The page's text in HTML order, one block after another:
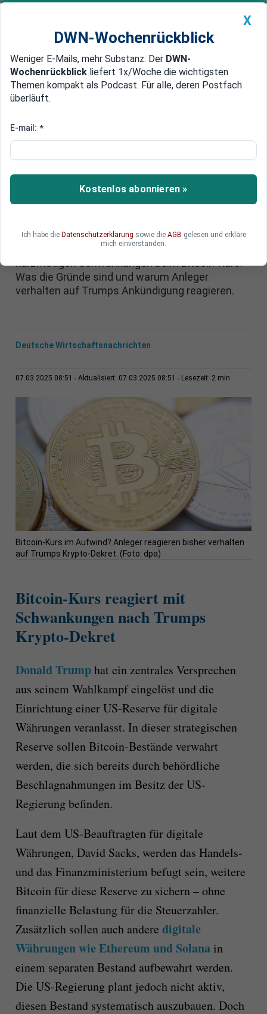
Newsticker MEIN DWN: Geldanlage Premium
Edelmetalle DWN-Magazin China
Bitcoin-Kurs: Trump erlässt
Anleger zeigen sich verunsichert
Trump hat die Einrichtung einer US-Reserve für
digitale Währungen angeordnet - auch der Bitcoin
Krypto-Boom erwartet hatte, wurde enttäuscht.
Die Ankündigung des US-Präsidenten führte zu
kurzfristigen Schwankungen beim Bitcoin-Kurs.
Was die Gründe sind und warum Anleger
verhalten auf Trumps Ankündigung reagieren.
Deutsche Wirtschaftsnachrichten
07.03.2025 08:51 Aktualisiert: 07.03.2025 08:51 Lesezeit: 2 min
Bitcoin-Kurs im Aufwind? Anleger reagieren bisher verhalten
auf Trumps Krypto-Dekret. (Foto: dpa)
Bitcoin-Kurs reagiert mit
Schwankungen nach Trumps
Krypto-Dekret
Donald Trumphat ein zentrales Versprechen
aus seinem Wahlkampf eingelöst und die
Einrichtung einer US-Reserve für digitale
Währungen veranlasst. In dieser strategischen
Reserve sollen Bitcoin-Bestände verwahrt
werden, die sich bereits durch behördliche
Beschlagnahmungen im Besitz der US-
Regierung befinden.
Laut dem US-Beauftragten für digitale
Währungen, David Sacks, werden das Handels-
und das Finanzministerium befugt sein, weitere
Bitcoin für diese Reserve zu sichern – ohne
finanzielle Belastung für die Steuerzahler.
Zusätzlich sollen auch andere digitale
Währungen wie Ethereum und Solanain
einem separaten Bestand aufbewahrt werden.
Die US-Regierung plant jedoch nicht aktiv,
diesen Bestand systematisch auszubauen. Doch
X
DWN-Wochenrückblick
Weniger E-Mails, mehr Substanz: Der DWN-
Wochenrückblick liefert 1x/Woche die wichtigsten
Themen kompakt als Podcast. Für alle, deren Postfach
überläuft.
E-mail: *
Kostenlos abonnieren »
Ich habe die Datenschutzerklärung sowie die AGB gelesen und erkläre
mich einverstanden.